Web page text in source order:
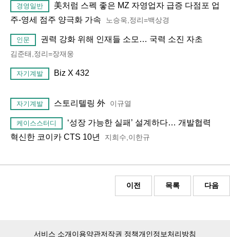
경영일반
美처럼 스펙 좋은 MZ 자영업자 급증 다점포 업
주-영세 점주 양극화 가속
노승욱,정리=백상경
인문 권력 강화 위해 인재들 소모… 국력 소진 자초
김준태,정리=장재웅
자기계발 Biz X 432
자기계발 스토리텔링 外 이규열
케이스스터디
‘성장 가능한 실패’ 설계하다… 개발협력
혁신한 코이카 CTS 10년
지희수,이한규
이전 목록 다음
서비스 소개이용약관저작권 정책개인정보처리방침